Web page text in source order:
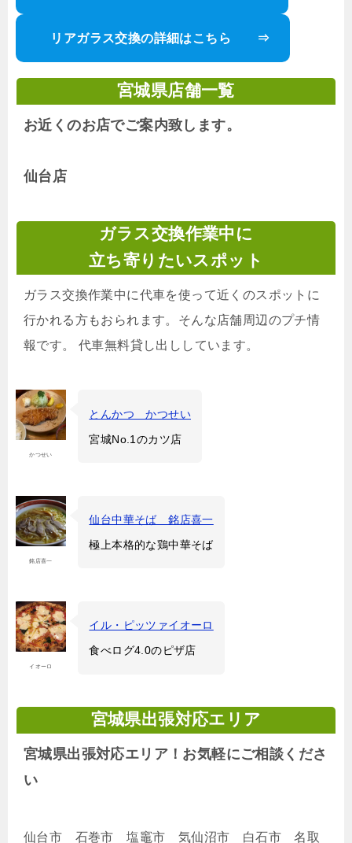
リアガラス交換の詳細はこちら ⇒
宮城県店舗一覧
お近くのお店でご案内致します。
仙台店
ガラス交換作業中に
立ち寄りたいスポット
ガラス交換作業中に代車を使って近くのスポットに
行かれる方もおられます。そんな店舗周辺のプチ情
報です。 代車無料貸し出ししています。
かつせい
とんかつ かつせい
宮城No.1のカツ店
銘店喜一
仙台中華そば 銘店喜一
極上本格的な鶏中華そば
イオーロ
イル・ピッツァイオーロ
食べログ4.0のピザ店
宮城県出張対応エリア
宮城県出張対応エリア！お気軽にご相談くださ
い
仙台市 石巻市 塩竈市 気仙沼市 白石市 名取